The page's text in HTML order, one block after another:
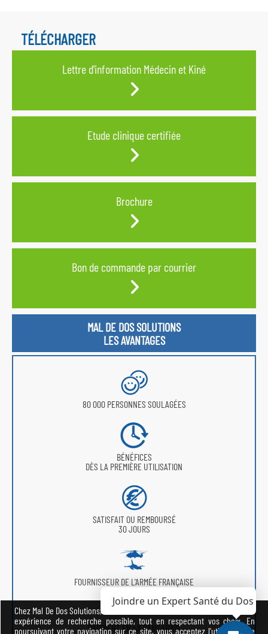
TÉLÉCHARGER
Lettre d'information Médecin et Kiné
Etude clinique certifiée
Brochure
Bon de commande par courrier
MAL DE DOS SOLUTIONS
LES AVANTAGES
80 000 PERSONNES SOULAGÉES
BÉNÉFICES
DÈS LA PREMIÈRE UTILISATION
SATISFAIT OU REMBOURSÉ
30 JOURS
FOURNISSEUR DE L'ARMÉE FRANÇAISE
PAIEMENT EN 4X SANS FRAIS
Chez Mal De Dos Solutions, nous avons à cœur de vous offrir la meilleure
expérience de recherche possible, tout en respectant vos choix. En
poursuivant votre navigation sur ce site, vous acceptez l’utilisation de
Joindre un Expert Santé du Dos